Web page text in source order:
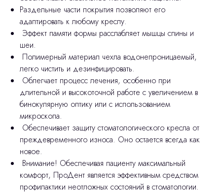
Раздельные части покрытия позволяют его
адаптировать к любому креслу.
Эффект памяти формы расслабляет мышцы спины и
шеи.
Полимерный материал чехла водонепроницаемый,
легко чистить и дезинфицировать.
Облегчает процесс лечения, особенно при
длительной и высокоточной работе с увеличением в
бинокулярную оптику или с использованием
микроскопа.
Обеспечивает защиту стоматологического кресла от
преждевременного износа. Оно остается всегда как
новое.
Внимание! Обеспечивая пациенту максимальный
комфорт, ПроДент является эффективным средством
профилактики неотложных состояний в стоматологии.